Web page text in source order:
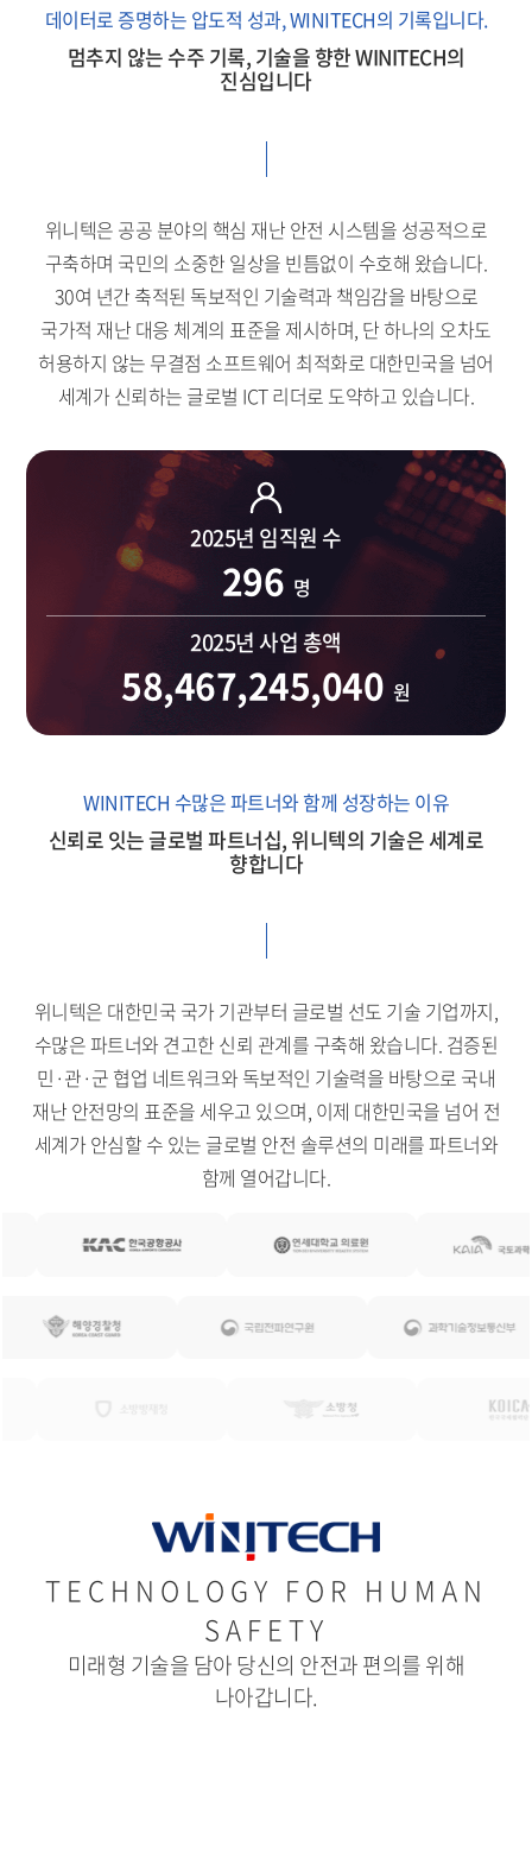
데이터로 증명하는 압도적 성과, WINITECH의 기록입니다.
멈추지 않는 수주 기록, 기술을 향한 WINITECH의
진심입니다
위니텍은 공공 분야의 핵심 재난 안전 시스템을 성공적으로
구축하며 국민의 소중한 일상을 빈틈없이 수호해 왔습니다.
30여 년간 축적된 독보적인 기술력과 책임감을 바탕으로
국가적 재난 대응 체계의 표준을 제시하며, 단 하나의 오차도
허용하지 않는 무결점 소프트웨어 최적화로 대한민국을 넘어
세계가 신뢰하는 글로벌 ICT 리더로 도약하고 있습니다.
2025년 사업 총액
58,467,245,040 원
2025년 임직원 수
296 명
WINITECH 수많은 파트너와 함께 성장하는 이유
신뢰로 잇는 글로벌 파트너십, 위니텍의 기술은 세계로
향합니다
위니텍은 대한민국 국가 기관부터 글로벌 선도 기술 기업까지,
수많은 파트너와 견고한 신뢰 관계를 구축해 왔습니다. 검증된
민·관·군 협업 네트워크와 독보적인 기술력을 바탕으로 국내
재난 안전망의 표준을 세우고 있으며, 이제 대한민국을 넘어 전
세계가 안심할 수 있는 글로벌 안전 솔루션의 미래를 파트너와
함께 열어갑니다.
TECHNOLOGY FOR HUMAN
SAFETY
미래형 기술을 담아 당신의 안전과 편의를 위해
나아갑니다.